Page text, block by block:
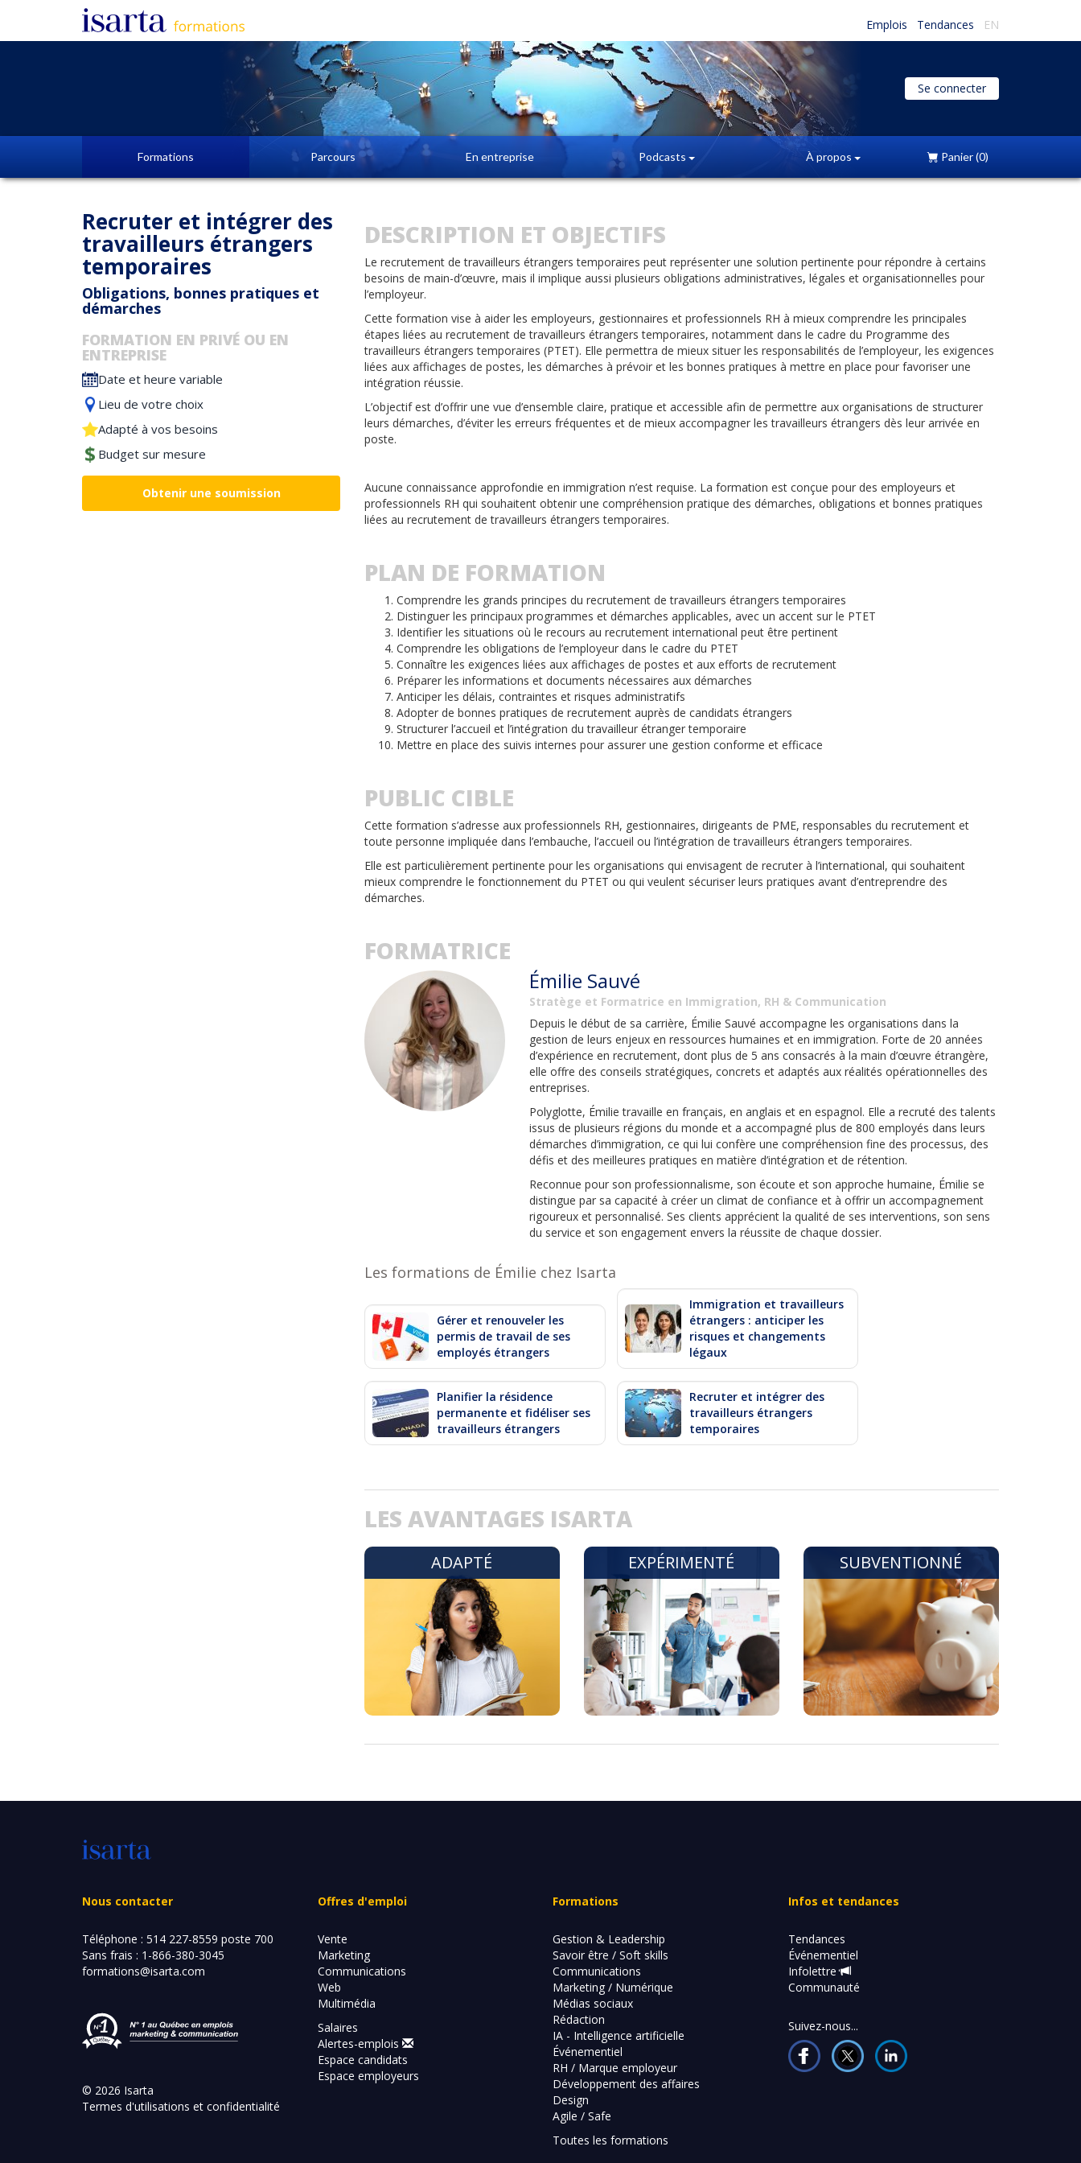
Emplois Tendances EN
Se connecter
Formations Parcours En entreprise Podcasts À propos Panier(0)
Recruter et intégrer des
travailleurs étrangers
temporaires
Obligations, bonnes pratiques et
démarches
FORMATION EN PRIVÉ OU EN
ENTREPRISE
Date et heure variable
Lieu de votre choix
Adapté à vos besoins
Budget sur mesure
Obtenir une soumission
DESCRIPTION ET OBJECTIFS
Le recrutement de travailleurs étrangers temporaires peut représenter une solution pertinente pour répondre à certains
besoins de main-d’œuvre, mais il implique aussi plusieurs obligations administratives, légales et organisationnelles pour
l’employeur.
Cette formation vise à aider les employeurs, gestionnaires et professionnels RH à mieux comprendre les principales
étapes liées au recrutement de travailleurs étrangers temporaires, notamment dans le cadre du Programme des
travailleurs étrangers temporaires (PTET). Elle permettra de mieux situer les responsabilités de l’employeur, les exigences
liées aux affichages de postes, les démarches à prévoir et les bonnes pratiques à mettre en place pour favoriser une
intégration réussie.
L’objectif est d’offrir une vue d’ensemble claire, pratique et accessible afin de permettre aux organisations de structurer
leurs démarches, d’éviter les erreurs fréquentes et de mieux accompagner les travailleurs étrangers dès leur arrivée en
poste.
Aucune connaissance approfondie en immigration n’est requise. La formation est conçue pour des employeurs et
professionnels RH qui souhaitent obtenir une compréhension pratique des démarches, obligations et bonnes pratiques
liées au recrutement de travailleurs étrangers temporaires.
PLAN DE FORMATION
Comprendre les grands principes du recrutement de travailleurs étrangers temporaires
Distinguer les principaux programmes et démarches applicables, avec un accent sur le PTET
Identifier les situations où le recours au recrutement international peut être pertinent
Comprendre les obligations de l’employeur dans le cadre du PTET
Connaître les exigences liées aux affichages de postes et aux efforts de recrutement
Préparer les informations et documents nécessaires aux démarches
Anticiper les délais, contraintes et risques administratifs
Adopter de bonnes pratiques de recrutement auprès de candidats étrangers
Structurer l’accueil et l’intégration du travailleur étranger temporaire
Mettre en place des suivis internes pour assurer une gestion conforme et efficace
PUBLIC CIBLE
Cette formation s’adresse aux professionnels RH, gestionnaires, dirigeants de PME, responsables du recrutement et
toute personne impliquée dans l’embauche, l’accueil ou l’intégration de travailleurs étrangers temporaires.
Elle est particulièrement pertinente pour les organisations qui envisagent de recruter à l’international, qui souhaitent
mieux comprendre le fonctionnement du PTET ou qui veulent sécuriser leurs pratiques avant d’entreprendre des
démarches.
FORMATRICE
Émilie Sauvé
Stratège et Formatrice en Immigration, RH & Communication
Depuis le début de sa carrière, Émilie Sauvé accompagne les organisations dans la
gestion de leurs enjeux en ressources humaines et en immigration. Forte de 20 années
d’expérience en recrutement, dont plus de 5 ans consacrés à la main d’œuvre étrangère,
elle offre des conseils stratégiques, concrets et adaptés aux réalités opérationnelles des
entreprises.
Polyglotte, Émilie travaille en français, en anglais et en espagnol. Elle a recruté des talents
issus de plusieurs régions du monde et a accompagné plus de 800 employés dans leurs
démarches d’immigration, ce qui lui confère une compréhension fine des processus, des
défis et des meilleures pratiques en matière d’intégration et de rétention.
Reconnue pour son professionnalisme, son écoute et son approche humaine, Émilie se
distingue par sa capacité à créer un climat de confiance et à offrir un accompagnement
rigoureux et personnalisé. Ses clients apprécient la qualité de ses interventions, son sens
du service et son engagement envers la réussite de chaque dossier.
Les formations de Émilie chez Isarta
Gérer et renouveler les
permis de travail de ses
employés étrangers
Immigration et travailleurs
étrangers : anticiper les
risques et changements
légaux
Planifier la résidence
permanente et fidéliser ses
travailleurs étrangers
Recruter et intégrer des
travailleurs étrangers
temporaires
LES AVANTAGES ISARTA
ADAPTÉ EXPÉRIMENTÉ SUBVENTIONNÉ
Nous contacter
Téléphone : 514 227-8559 poste 700
Sans frais : 1-866-380-3045
formations@isarta.com
© 2026 Isarta
Termes d'utilisations et confidentialité
Offres d'emploi
Vente
Marketing
Communications
Web
Multimédia
Salaires
Alertes-emplois
Espace candidats
Espace employeurs
Formations
Gestion & Leadership
Savoir être / Soft skills
Communications
Marketing / Numérique
Médias sociaux
Rédaction
IA - Intelligence artificielle
Événementiel
RH / Marque employeur
Développement des affaires
Design
Agile / Safe
Toutes les formations
Infos et tendances
Tendances
Événementiel
Infolettre
Communauté
Suivez-nous...